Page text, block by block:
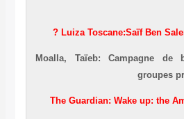
Luiza Toscane:Saïf Ben
Moalla, Taïeb: Campagne de
groupes
The Guardian: Wake up: the